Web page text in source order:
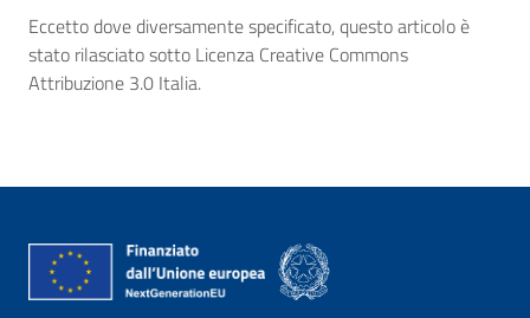
Eccetto dove diversamente specificato, questo articolo è
stato rilasciato sotto Licenza Creative Commons
Attribuzione 3.0 Italia.